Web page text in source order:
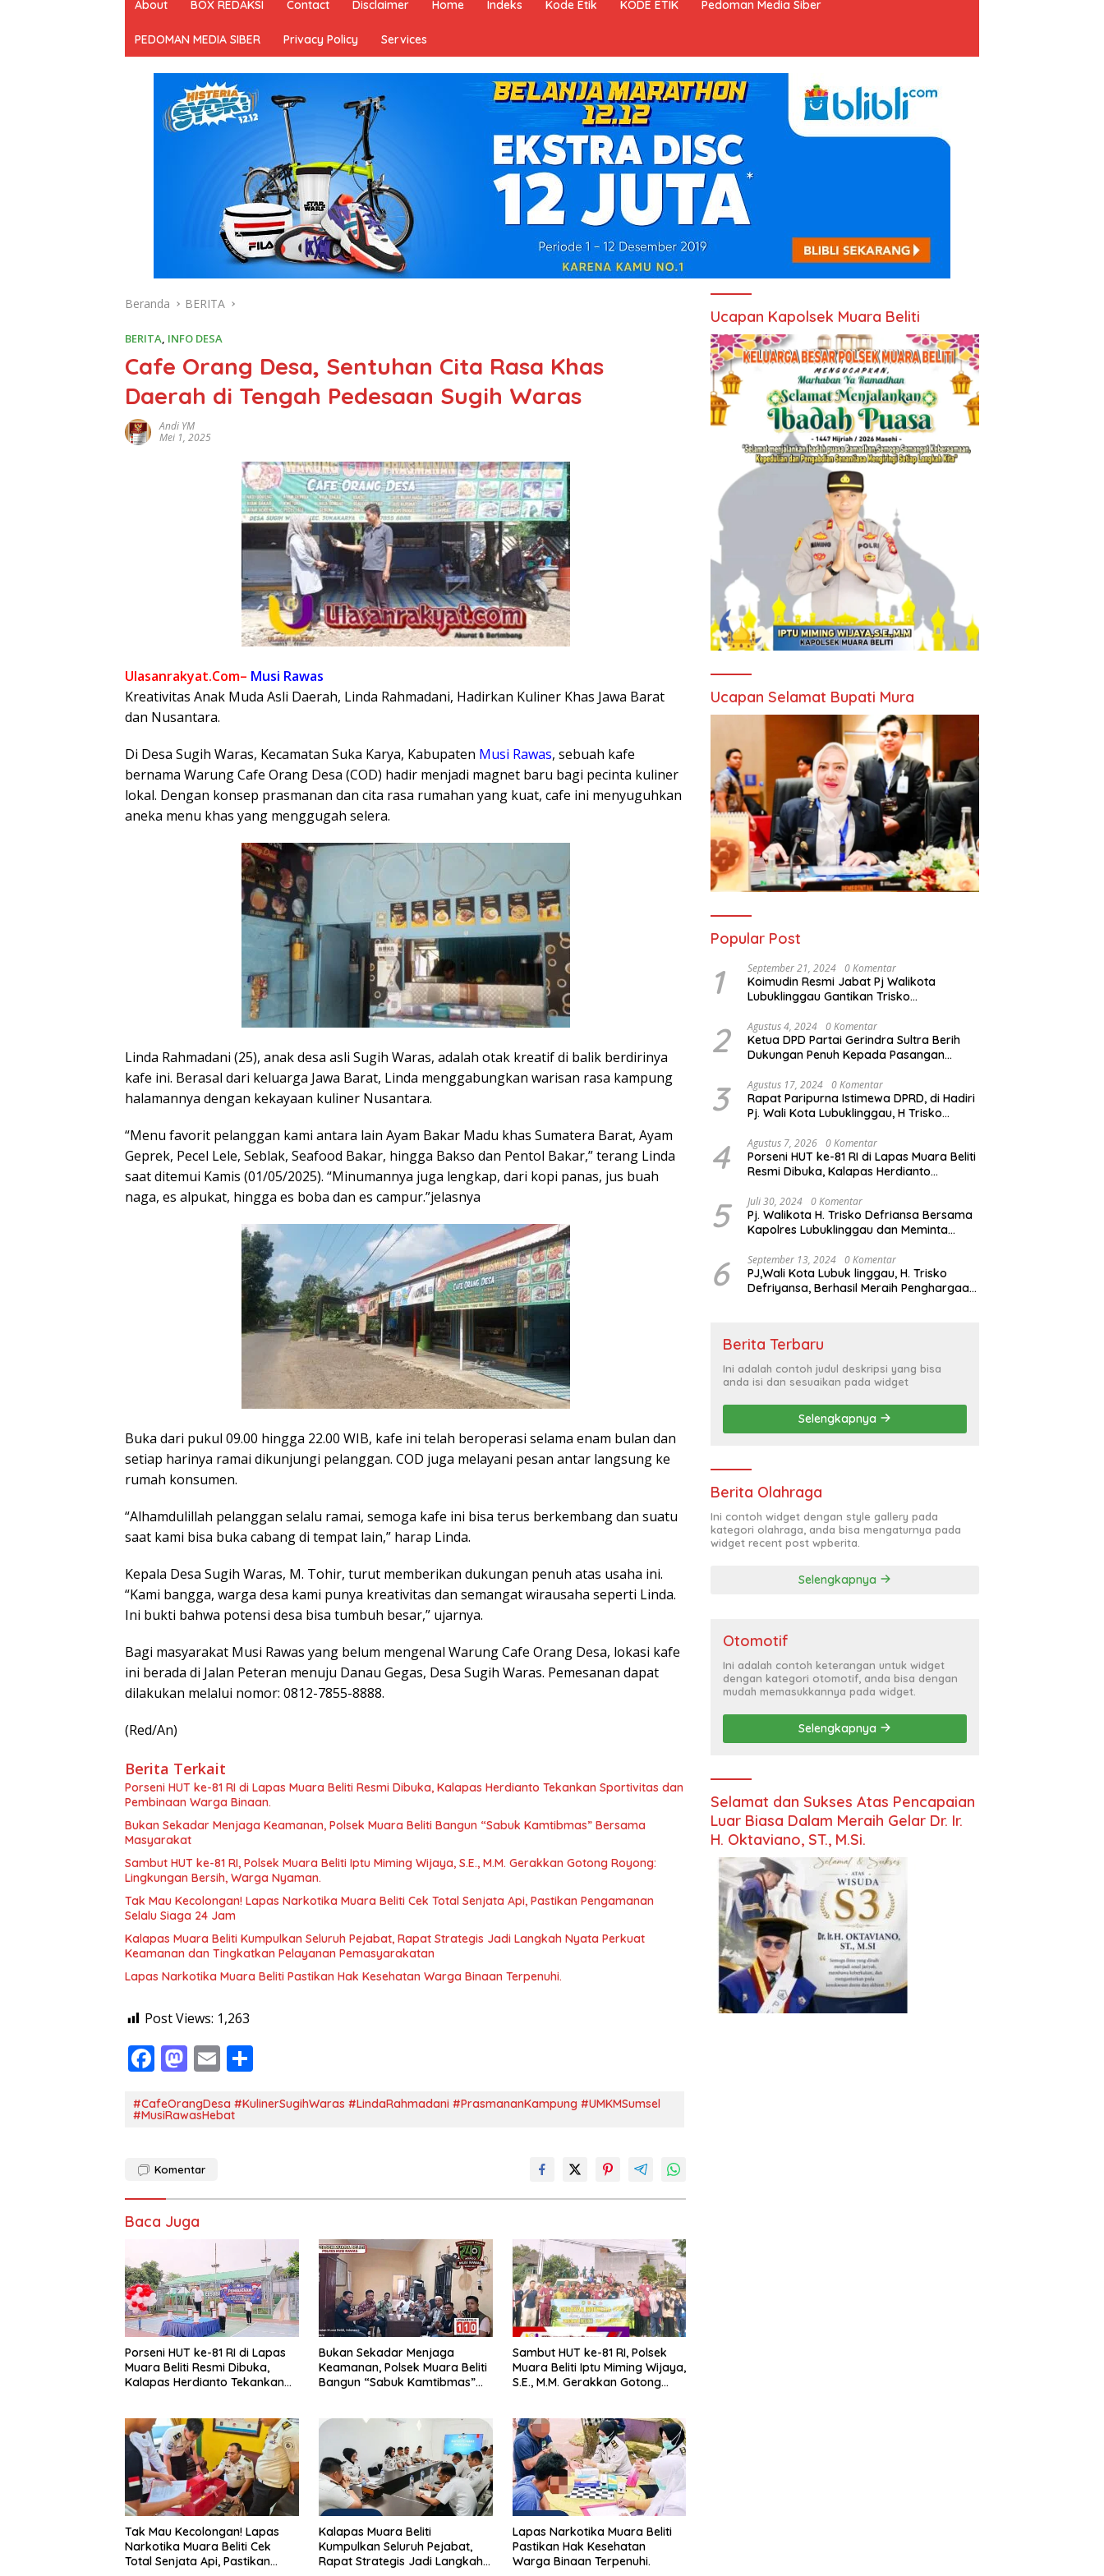
About BOX REDAKSI Contact Disclaimer Home Indeks Kode Etik KODE ETIK Pedoman Media Siber
PEDOMAN MEDIA SIBER Privacy Policy Services
Beranda BERITA
BERITA, INFO DESA
Cafe Orang Desa, Sentuhan Cita Rasa Khas
Daerah di Tengah Pedesaan Sugih Waras
Andi YM
Mei 1, 2025
Ulasanrakyat.Com– Musi Rawas
Kreativitas Anak Muda Asli Daerah, Linda Rahmadani, Hadirkan Kuliner Khas Jawa Barat
dan Nusantara.
Di Desa Sugih Waras, Kecamatan Suka Karya, Kabupaten Musi Rawas, sebuah kafe
bernama Warung Cafe Orang Desa (COD) hadir menjadi magnet baru bagi pecinta kuliner
lokal. Dengan konsep prasmanan dan cita rasa rumahan yang kuat, cafe ini menyuguhkan
aneka menu khas yang menggugah selera.
Linda Rahmadani (25), anak desa asli Sugih Waras, adalah otak kreatif di balik berdirinya
kafe ini. Berasal dari keluarga Jawa Barat, Linda menggabungkan warisan rasa kampung
halamannya dengan kekayaan kuliner Nusantara.
“Menu favorit pelanggan kami antara lain Ayam Bakar Madu khas Sumatera Barat, Ayam
Geprek, Pecel Lele, Seblak, Seafood Bakar, hingga Bakso dan Pentol Bakar,” terang Linda
saat ditemui Kamis (01/05/2025). “Minumannya juga lengkap, dari kopi panas, jus buah
naga, es alpukat, hingga es boba dan es campur.”jelasnya
Buka dari pukul 09.00 hingga 22.00 WIB, kafe ini telah beroperasi selama enam bulan dan
setiap harinya ramai dikunjungi pelanggan. COD juga melayani pesan antar langsung ke
rumah konsumen.
“Alhamdulillah pelanggan selalu ramai, semoga kafe ini bisa terus berkembang dan suatu
saat kami bisa buka cabang di tempat lain,” harap Linda.
Kepala Desa Sugih Waras, M. Tohir, turut memberikan dukungan penuh atas usaha ini.
“Kami bangga, warga desa kami punya kreativitas dan semangat wirausaha seperti Linda.
Ini bukti bahwa potensi desa bisa tumbuh besar,” ujarnya.
Bagi masyarakat Musi Rawas yang belum mengenal Warung Cafe Orang Desa, lokasi kafe
ini berada di Jalan Peteran menuju Danau Gegas, Desa Sugih Waras. Pemesanan dapat
dilakukan melalui nomor: 0812-7855-8888.
(Red/An)
Berita Terkait
Porseni HUT ke-81 RI di Lapas Muara Beliti Resmi Dibuka, Kalapas Herdianto Tekankan Sportivitas dan
Pembinaan Warga Binaan.
Bukan Sekadar Menjaga Keamanan, Polsek Muara Beliti Bangun “Sabuk Kamtibmas” Bersama
Masyarakat
Sambut HUT ke-81 RI, Polsek Muara Beliti Iptu Miming Wijaya, S.E., M.M. Gerakkan Gotong Royong:
Lingkungan Bersih, Warga Nyaman.
Tak Mau Kecolongan! Lapas Narkotika Muara Beliti Cek Total Senjata Api, Pastikan Pengamanan
Selalu Siaga 24 Jam
Kalapas Muara Beliti Kumpulkan Seluruh Pejabat, Rapat Strategis Jadi Langkah Nyata Perkuat
Keamanan dan Tingkatkan Pelayanan Pemasyarakatan
Lapas Narkotika Muara Beliti Pastikan Hak Kesehatan Warga Binaan Terpenuhi.
Post Views: 1,263
F
e
o
o
k
M
to
o
n
E
ai ar
#CafeOrangDesa #KulinerSugihWaras #LindaRahmadani #PrasmananKampung #UMKMSumsel
#MusiRawasHebat
Komentar
Baca Juga
Porseni HUT ke-81 RI di Lapas
Muara Beliti Resmi Dibuka,
Kalapas Herdianto Tekankan
Bukan Sekadar Menjaga
Keamanan, Polsek Muara Beliti
Bangun “Sabuk Kamtibmas”
Sambut HUT ke-81 RI, Polsek
Muara Beliti Iptu Miming Wijaya,
S.E., M.M. Gerakkan Gotong
Tak Mau Kecolongan! Lapas
Narkotika Muara Beliti Cek
Total Senjata Api, Pastikan
Kalapas Muara Beliti
Kumpulkan Seluruh Pejabat,
Rapat Strategis Jadi Langkah
Lapas Narkotika Muara Beliti
Pastikan Hak Kesehatan
Warga Binaan Terpenuhi.
Ucapan Kapolsek Muara Beliti
Ucapan Selamat Bupati Mura
Popular Post
1 September 21, 2024 0 Komentar
Koimudin Resmi Jabat Pj Walikota
Lubuklinggau Gantikan Trisko
2 Agustus 4, 2024 0 Komentar
Ketua DPD Partai Gerindra Sultra Berih
Dukungan Penuh Kepada Pasangan
Konawe (HADIR) di Pilkada Konawe 2024
3 Agustus 17, 2024 0 Komentar
Rapat Paripurna Istimewa DPRD, di Hadiri
Pj. Wali Kota Lubuklinggau, H Trisko
Mendengarkan Pidato Kenegaraan
Presiden RI Dalam Rangka HUT ke-79
4 Agustus 7, 2026 0 Komentar
Porseni HUT ke-81 RI di Lapas Muara Beliti
Resmi Dibuka, Kalapas Herdianto
Warga Binaan.
5 Juli 30, 2024 0 Komentar
Pj. Walikota H. Trisko Defriansa Bersama
Kapolres Lubuklinggau dan Meminta
Hajatan Politik
6 September 13, 2024 0 Komentar
PJ,Wali Kota Lubuk linggau, H. Trisko
Defriyansa, Berhasil Meraih Penghargaan
Berita Terbaru
Ini adalah contoh judul deskripsi yang bisa
anda isi dan sesuaikan pada widget
Selengkapnya
Berita Olahraga
Ini contoh widget dengan style gallery pada
kategori olahraga, anda bisa mengaturnya pada
widget recent post wpberita.
Selengkapnya
Otomotif
Ini adalah contoh keterangan untuk widget
dengan kategori otomotif, anda bisa dengan
mudah memasukkannya pada widget.
Selengkapnya
Selamat dan Sukses Atas Pencapaian
Luar Biasa Dalam Meraih Gelar Dr. Ir.
H. Oktaviano, ST., M.Si.